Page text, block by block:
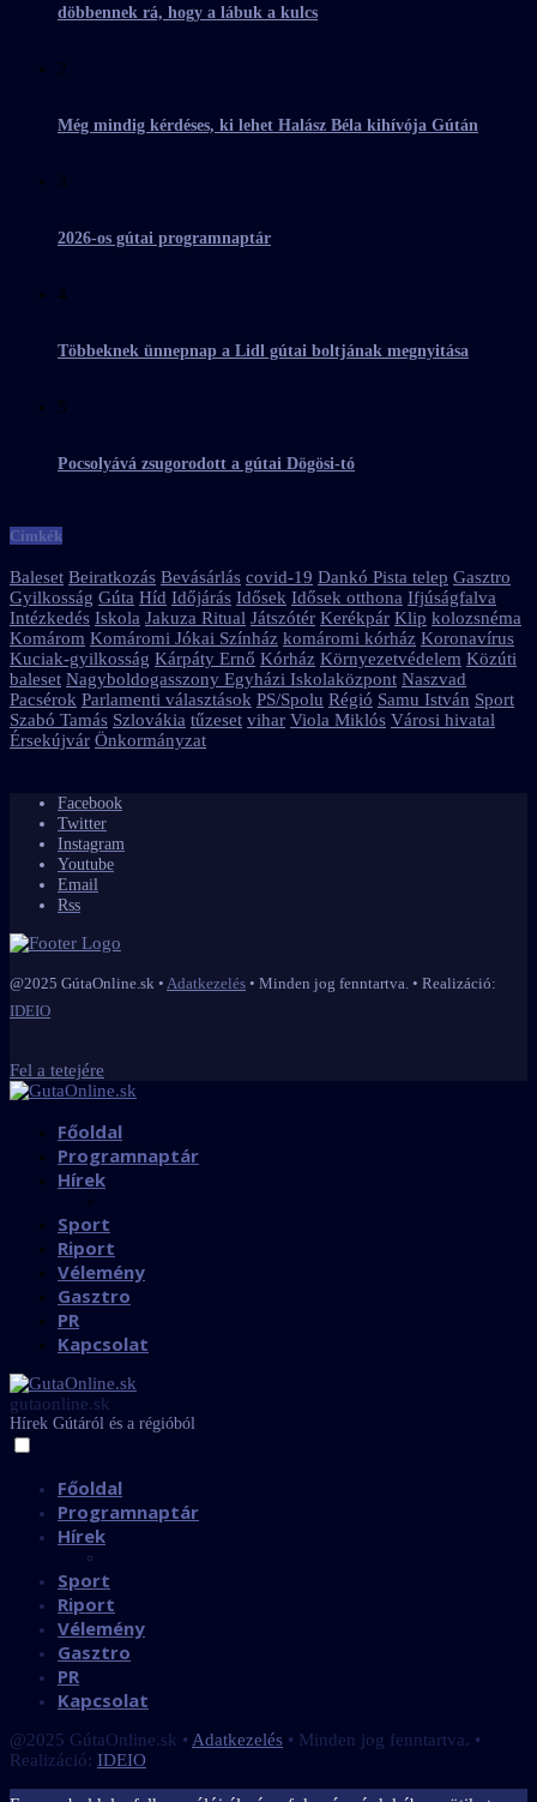
döbbennek rá, hogy a lábuk a kulcs
2
Még mindig kérdéses, ki lehet Halász Béla kihívója Gútán
3
2026-os gútai programnaptár
4
Többeknek ünnepnap a Lidl gútai boltjának megnyitása
5
Pocsolyává zsugorodott a gútai Dögösi-tó
Címkék
Baleset Beiratkozás Bevásárlás covid-19 Dankó Pista telep Gasztro
Gyilkosság Gúta Híd Időjárás Idősek Idősek otthona Ifjúságfalva
Intézkedés Iskola Jakuza Ritual Játszótér Kerékpár Klip kolozsnéma
Komárom Komáromi Jókai Színház komáromi kórház Koronavírus
Kuciak-gyilkosság Kárpáty Ernő Kórház Környezetvédelem Közúti
baleset Nagyboldogasszony Egyházi Iskolaközpont Naszvad
Pacsérok Parlamenti választások PS/Spolu Régió Samu István Sport
Szabó Tamás Szlovákia tűzeset vihar Viola Miklós Városi hivatal
Érsekújvár Önkormányzat
Facebook
Twitter
Instagram
Youtube
Email
Rss
@2025 GútaOnline.sk • Adatkezelés • Minden jog fenntartva. • Realizáció:
IDEIO
Fel a tetejére
Főoldal
Programnaptár
Hírek
Sport
Riport
Vélemény
Gasztro
PR
Kapcsolat
gutaonline.sk
Hírek Gútáról és a régióból
Főoldal
Programnaptár
Hírek
Sport
Riport
Vélemény
Gasztro
PR
Kapcsolat
@2025 GútaOnline.sk • Adatkezelés • Minden jog fenntartva. •
Realizáció: IDEIO